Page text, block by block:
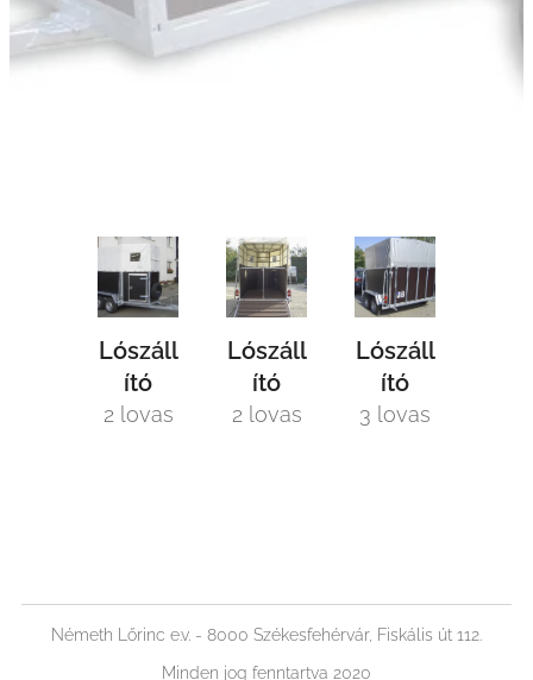
Lószáll
ító
2 lovas
Lószáll
ító
2 lovas
Lószáll
ító
3 lovas
Németh Lőrinc e.v. - 8000 Székesfehérvár, Fiskális út 112.
Minden jog fenntartva 2020